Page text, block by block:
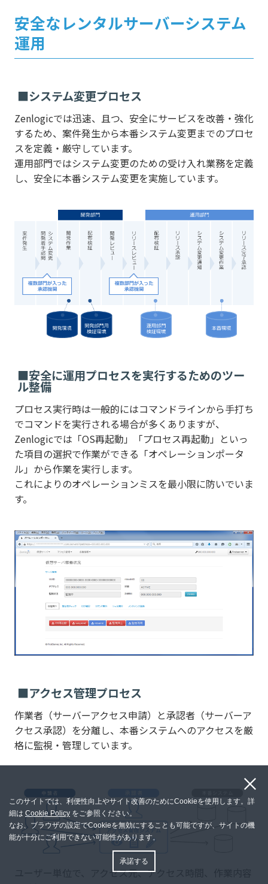
このサイトでは、利便性向上やサイト改善のためにCookieを使用します。詳
細は Cookie Policy をご参照ください。
なお、ブラウザの設定でCookieを無効にすることも可能ですが、サイトの機
能が十分にご利用できない可能性があります。
承諾する
安全なレンタルサーバーシステム
運用
■システム変更プロセス
Zenlogicでは迅速、且つ、安全にサービスを改善・強化
するため、案件発生から本番システム変更までのプロセ
スを定義・厳守しています。
運用部門ではシステム変更のための受け入れ業務を定義
し、安全に本番システム変更を実施しています。
■安全に運用プロセスを実行するためのツー
ル整備
プロセス実行時は一般的にはコマンドラインから手打ち
でコマンドを実行される場合が多くありますが、
Zenlogicでは「OS再起動」「プロセス再起動」といっ
た項目の選択で作業ができる「オペレーションポータ
ル」から作業を実行します。
これによりのオペレーションミスを最小限に防いでいま
す。
■アクセス管理プロセス
作業者（サーバーアクセス申請）と承認者（サーバーア
クセス承認）を分離し、本番システムへのアクセスを厳
格に監視・管理しています。
ユーザー単位で、アクセス元、アクセス時間、作業内容